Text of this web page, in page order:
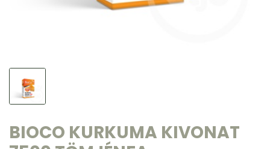
BIOCO KURKUMA KIVONAT